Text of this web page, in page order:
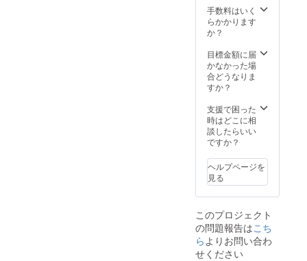
手数料はいく
らかかります
か？
目標金額に届
かなかった場
合どうなりま
すか？
支援で困った
時はどこに相
談したらいい
ですか？
ヘルプページを
見る
このプロジェクト
の問題報告はこち
ら よりお問い合わ
せください